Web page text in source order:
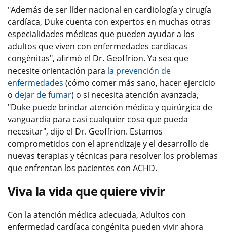
"Además de ser líder nacional en cardiología y cirugía
cardíaca, Duke cuenta con expertos en muchas otras
especialidades médicas que pueden ayudar a los
adultos que viven con enfermedades cardíacas
congénitas", afirmó el Dr. Geoffrion. Ya sea que
necesite orientación para la prevención de
enfermedades (cómo comer más sano, hacer ejercicio
o dejar de fumar) o si necesita atención avanzada,
"Duke puede brindar atención médica y quirúrgica de
vanguardia para casi cualquier cosa que pueda
necesitar", dijo el Dr. Geoffrion. Estamos
comprometidos con el aprendizaje y el desarrollo de
nuevas terapias y técnicas para resolver los problemas
que enfrentan los pacientes con ACHD.
Viva la vida que quiere vivir
Con la atención médica adecuada, Adultos con
enfermedad cardíaca congénita pueden vivir ahora